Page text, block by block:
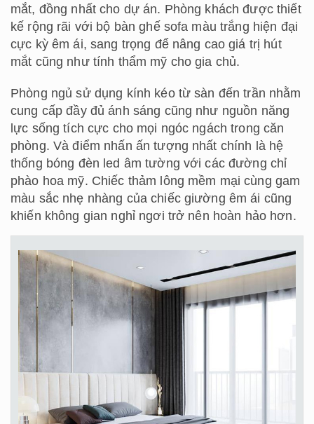
mắt, đồng nhất cho dự án. Phòng khách được thiết
kế rộng rãi với bộ bàn ghế sofa màu trắng hiện đại
cực kỳ êm ái, sang trọng để nâng cao giá trị hút
mắt cũng như tính thẩm mỹ cho gia chủ.
Phòng ngủ sử dụng kính kéo từ sàn đến trần nhằm
cung cấp đầy đủ ánh sáng cũng như nguồn năng
lực sống tích cực cho mọi ngóc ngách trong căn
phòng. Và điểm nhấn ấn tượng nhất chính là hệ
thống bóng đèn led âm tường với các đường chỉ
phào hoa mỹ. Chiếc thảm lông mềm mại cùng gam
màu sắc nhẹ nhàng của chiếc giường êm ái cũng
khiến không gian nghỉ ngơi trở nên hoàn hảo hơn.